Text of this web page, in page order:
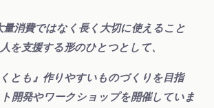
量消費ではなく長く大切に使えること
を支援する形のひとつとして、
くとも』作りやすいものづくりを目指
開発やワークショップを開催していま